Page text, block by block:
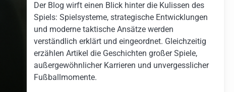
Der Blog wirft einen Blick hinter die Kulissen des
Spiels: Spielsysteme, strategische Entwicklungen
und moderne taktische Ansätze werden
verständlich erklärt und eingeordnet. Gleichzeitig
erzählen Artikel die Geschichten großer Spiele,
außergewöhnlicher Karrieren und unvergesslicher
Fußballmomente.